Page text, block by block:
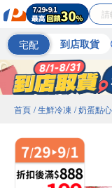
宅配 到店取貨
首頁 / 生鮮冷凍 / 奶蛋點